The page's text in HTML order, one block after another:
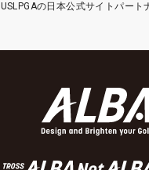
USLPGAの日本公式サイトパート